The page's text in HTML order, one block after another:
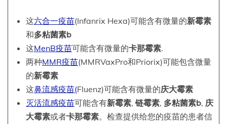
这六合一疫苗(Infanrix Hexa)可能含有微量的新霉素
和多粘菌素b
这MenB疫苗可能含有微量的卡那霉素.
两种MMR疫苗(MMRVaxPro和Priorix)可能包含微量
的新霉素
这鼻流感疫苗(Fluenz)可能含有微量的庆大霉素
灭活流感疫苗可能含有新霉素, 链霉素, 多粘菌素b, 庆
大霉素或者卡那霉素。检查提供给您的疫苗的患者信